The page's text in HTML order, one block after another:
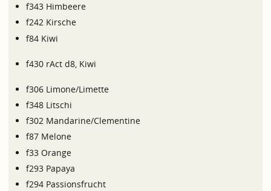
f343 Himbeere
f242 Kirsche
f84 Kiwi
f430 rAct d8, Kiwi
f306 Limone/Limette
f348 Litschi
f302 Mandarine/Clementine
f87 Melone
f33 Orange
f293 Papaya
f294 Passionsfrucht